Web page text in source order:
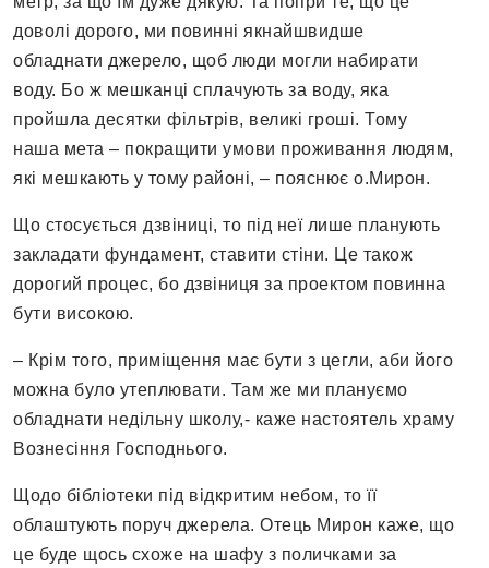
доволі дорого, ми повинні якнайшвидше
обладнати джерело, щоб люди могли набирати
воду. Бо ж мешканці сплачують за воду, яка
пройшла десятки фільтрів, великі гроші. Тому
наша мета – покращити умови проживання людям,
які мешкають у тому районі, – пояснює о.Мирон.
Що стосується дзвіниці, то під неї лише планують
закладати фундамент, ставити стіни. Це також
дорогий процес, бо дзвіниця за проектом повинна
бути високою.
– Крім того, приміщення має бути з цегли, аби його
можна було утеплювати. Там же ми плануємо
обладнати недільну школу,- каже настоятель храму
Вознесіння Господнього.
Щодо бібліотеки під відкритим небом, то її
облаштують поруч джерела. Отець Мирон каже, що
це буде щось схоже на шафу з поличками за